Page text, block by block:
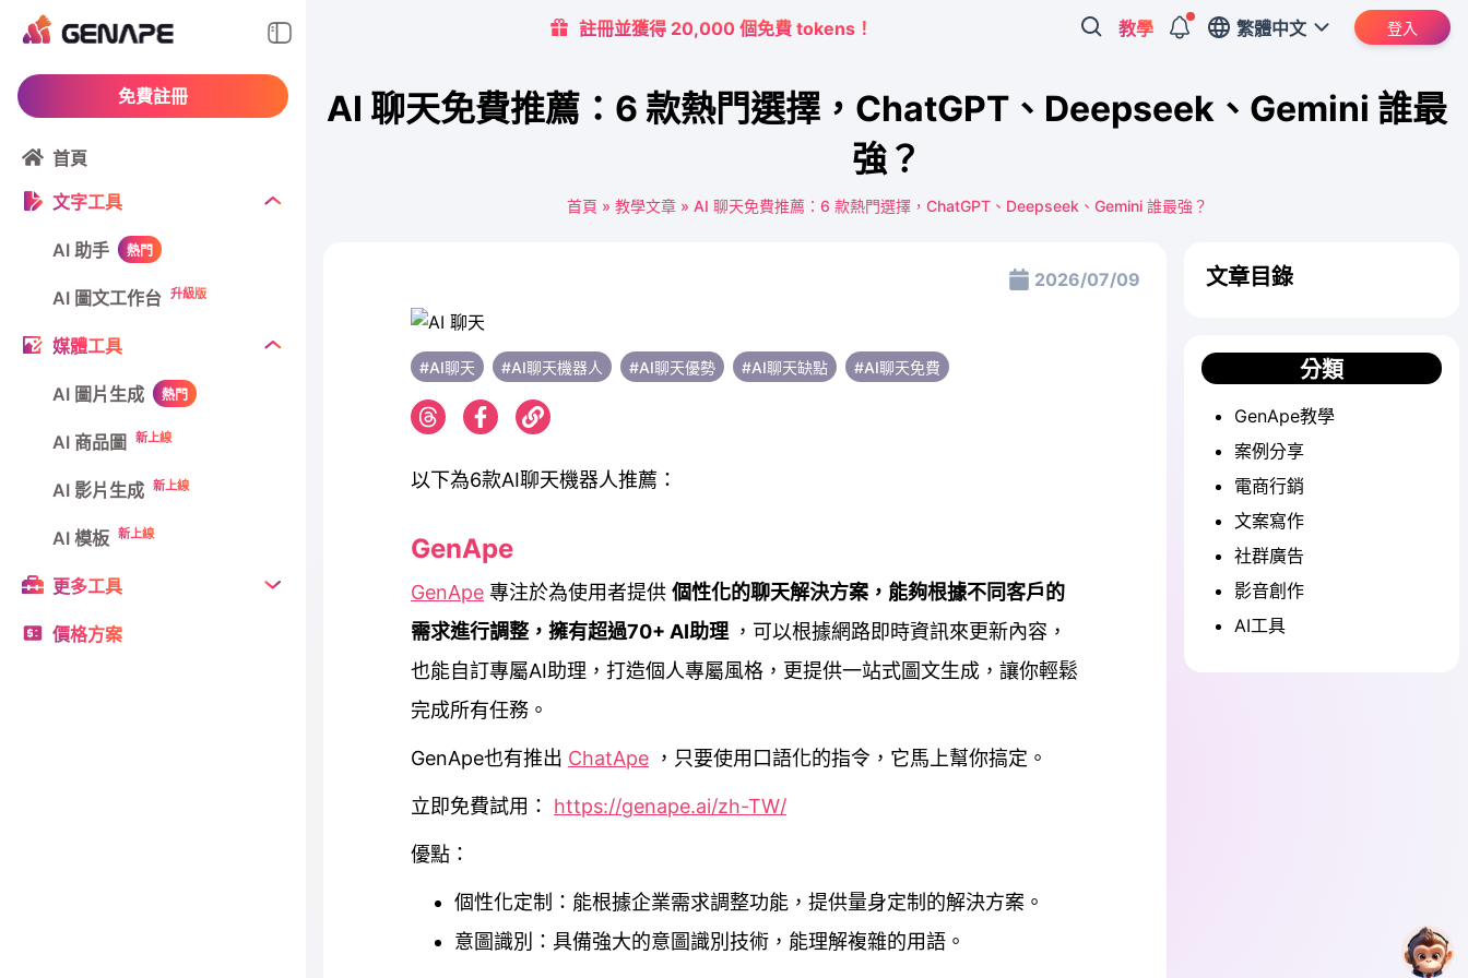
免費註冊
首頁
文字工具
AI 助手 熱門
AI 圖文工作台 升級版
媒體工具
AI 圖片生成 熱門
AI 商品圖 新上線
AI 影片生成 新上線
AI 模板 新上線
更多工具
價格方案
註冊並獲得 20,000 個免費 tokens！ 教學 繁體中文 登入
AI 聊天免費推薦：6 款熱門選擇，ChatGPT、Deepseek、Gemini 誰最
強？
首頁 » 教學文章» AI 聊天免費推薦：6 款熱門選擇，ChatGPT、Deepseek、Gemini 誰最強？
2026/07/09
#AI聊天 #AI聊天機器人 #AI聊天優勢 #AI聊天缺點 #AI聊天免費
以下為6款AI聊天機器人推薦：
GenApe
GenApe 專注於為使用者提供 個性化的聊天解決方案，能夠根據不同客戶的
需求進行調整，擁有超過70+ AI助理 ，可以根據網路即時資訊來更新內容，
也能自訂專屬AI助理，打造個人專屬風格，更提供一站式圖文生成，讓你輕鬆
完成所有任務。
GenApe也有推出 ChatApe ，只要使用口語化的指令，它馬上幫你搞定。
立即免費試用： https://genape.ai/zh-TW/
優點：
個性化定制：能根據企業需求調整功能，提供量身定制的解決方案。
意圖識別：具備強大的意圖識別技術，能理解複雜的用語。
文章目錄
分類
GenApe教學
案例分享
電商行銷
文案寫作
社群廣告
影音創作
AI工具